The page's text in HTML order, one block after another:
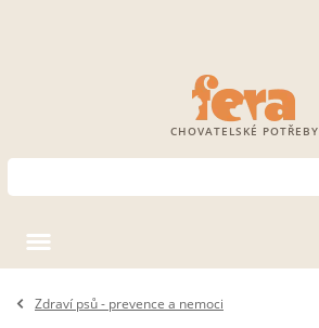
CHOVATELSKÉ POTŘEBY
Zdraví psů - prevence a nemoci